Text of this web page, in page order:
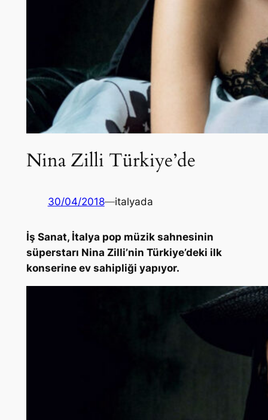
Nina Zilli Türkiye’de
30/04/2018—italyada
İş Sanat, İtalya pop müzik sahnesinin
süperstarı Nina Zilli’nin Türkiye’deki ilk
konserine ev sahipliği yapıyor.